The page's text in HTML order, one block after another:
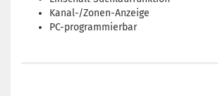
Kanal-/Zonen-Anzeige
PC-programmierbar